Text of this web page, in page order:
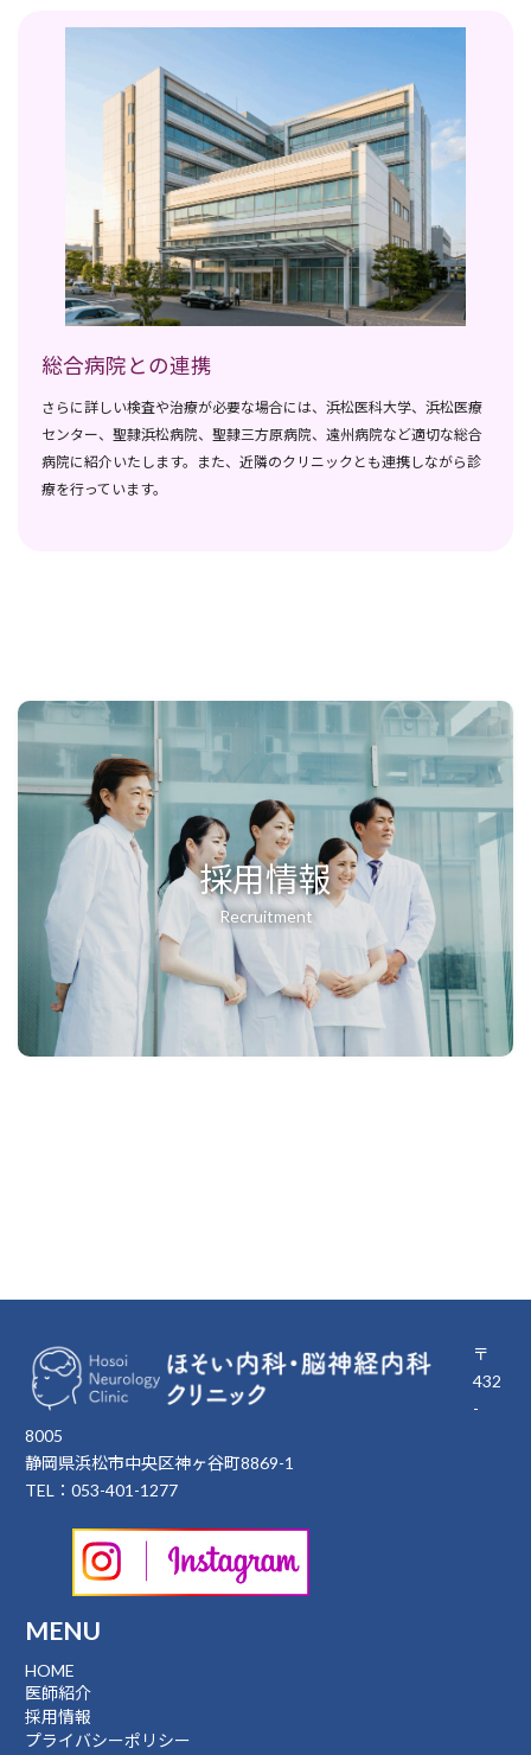
総合病院との連携
さらに詳しい検査や治療が必要な場合には、浜松医科大学、浜松医療
センター、聖隷浜松病院、聖隷三方原病院、遠州病院など適切な総合
病院に紹介いたします。また、近隣のクリニックとも連携しながら診
療を行っています。
採用情報
Recruitment
〒
432
-
8005
静岡県浜松市中央区神ヶ谷町8869-1
TEL：053-401-1277
MENU
HOME
医師紹介
採用情報
プライバシーポリシー